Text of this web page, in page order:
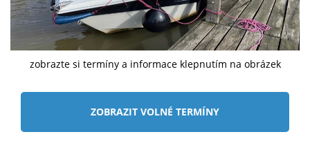
zobrazte si termíny a informace klepnutím na obrázek
ZOBRAZIT VOLNÉ TERMÍNY